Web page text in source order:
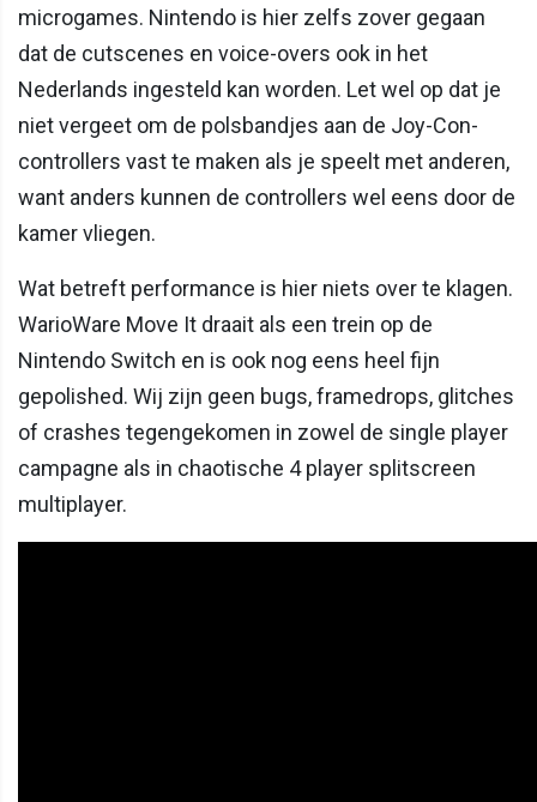
microgames. Nintendo is hier zelfs zover gegaan
dat de cutscenes en voice-overs ook in het
Nederlands ingesteld kan worden. Let wel op dat je
niet vergeet om de polsbandjes aan de Joy-Con-
controllers vast te maken als je speelt met anderen,
want anders kunnen de controllers wel eens door de
kamer vliegen.
Wat betreft performance is hier niets over te klagen.
WarioWare Move It draait als een trein op de
Nintendo Switch en is ook nog eens heel fijn
gepolished. Wij zijn geen bugs, framedrops, glitches
of crashes tegengekomen in zowel de single player
campagne als in chaotische 4 player splitscreen
multiplayer.